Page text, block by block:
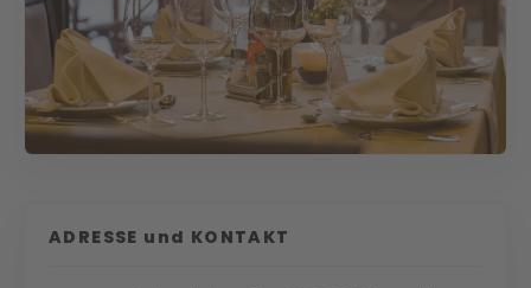
ADRESSE und KONTAKT